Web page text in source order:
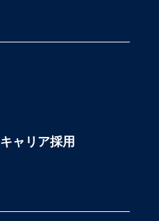
キャリア採用